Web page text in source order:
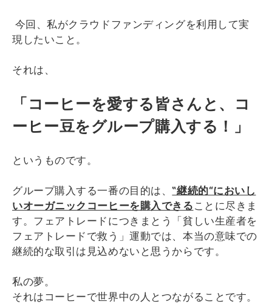
今回、私がクラウドファンディングを利用して実
現したいこと。
それは、
「コーヒーを愛する皆さんと、コ
ーヒー豆をグループ購入する！」
というものです。
グループ購入する一番の目的は、 ‟継続的“においし
いオーガニックコーヒーを購入できる ことに尽きま
す。フェアトレードにつきまとう「貧しい生産者を
フェアトレードで救う」運動では、本当の意味での
継続的な取引は見込めないと思うからです。
私の夢。
それはコーヒーで世界中の人とつながることです。